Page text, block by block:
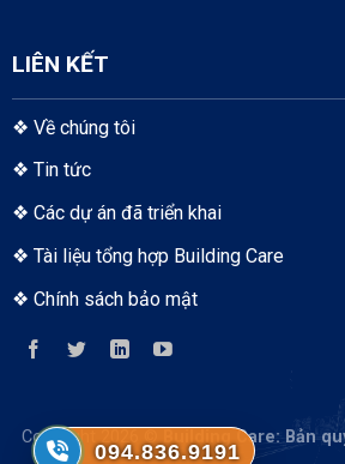
LIÊN KẾT
❖ Về chúng tôi
❖ Tin tức
❖ Các dự án đã triển khai
❖ Tài liệu tổng hợp Building Care
❖ Chính sách bảo mật
Copyright 2026 © Building Care: Bản
094.836.9191